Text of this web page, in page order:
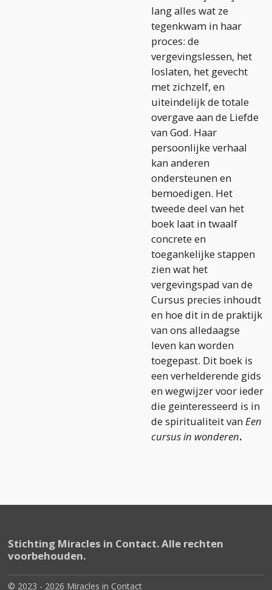
lang alles wat ze
tegenkwam in haar
proces: de
vergevingslessen, het
loslaten, het gevecht
met zichzelf, en
uiteindelijk de totale
overgave aan de Liefde
van God. Haar
persoonlijke verhaal
kan anderen
ondersteunen en
bemoedigen. Het
tweede deel van het
boek laat in twaalf
concrete en
toegankelijke stappen
zien wat het
vergevingspad van de
Cursus precies inhoudt
en hoe dit in de praktijk
van ons alledaagse
leven kan worden
toegepast. Dit boek is
een verhelderende gids
en wegwijzer voor ieder
die geïnteresseerd is in
de spiritualiteit van Een
cursus in wonderen.
Stichting Miracles in Contact. Alle rechten
voorbehouden.
© 2023 - 2026 Miracles in Contact